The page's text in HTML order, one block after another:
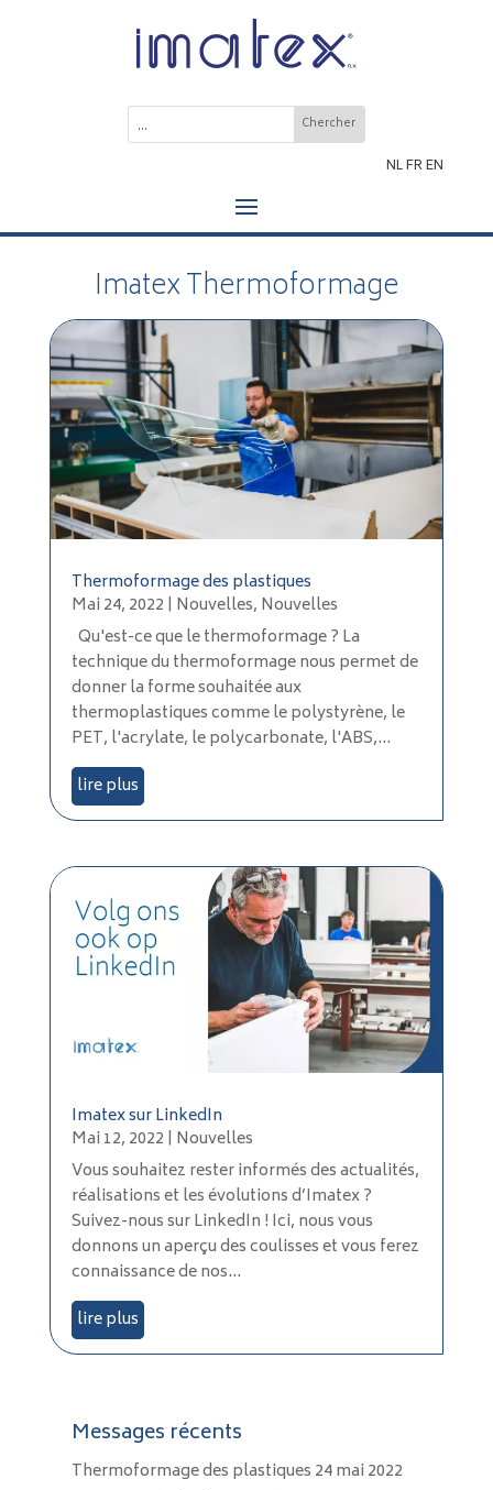
NLFREN
Imatex Thermoformage
Thermoformage des plastiques
Mai 24, 2022 | Nouvelles, Nouvelles
Qu'est-ce que le thermoformage ? La
technique du thermoformage nous permet de
donner la forme souhaitée aux
thermoplastiques comme le polystyrène, le
PET, l'acrylate, le polycarbonate, l'ABS,...
lire plus
Imatex sur LinkedIn
Mai 12, 2022 | Nouvelles
Vous souhaitez rester informés des actualités,
réalisations et les évolutions d’Imatex ?
Suivez-nous sur LinkedIn ! Ici, nous vous
donnons un aperçu des coulisses et vous ferez
connaissance de nos...
lire plus
Messages récents
Thermoformage des plastiques 24 mai 2022